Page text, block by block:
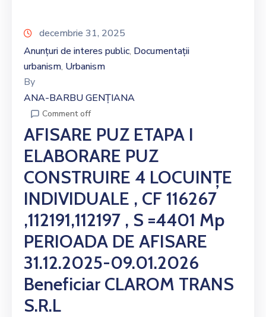
decembrie 31, 2025
Anunțuri de interes public‚ Documentații
urbanism‚ Urbanism
By
ANA-BARBU GENȚIANA
Comment off
AFISARE PUZ ETAPA I
ELABORARE PUZ
CONSTRUIRE 4 LOCUINȚE
INDIVIDUALE , CF 116267
,112191,112197 , S =4401 Mp
PERIOADA DE AFISARE
31.12.2025-09.01.2026
Beneficiar CLAROM TRANS
S.R.L